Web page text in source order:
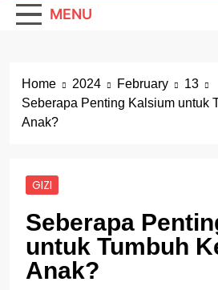
MENU
Home 2024 February
13
Seberapa Penting Kalsium untuk
Anak?
GIZI
Seberapa
untuk Tumbuh
Anak?